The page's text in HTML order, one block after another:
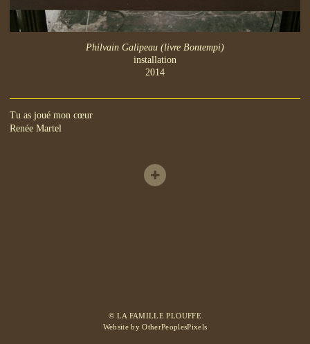
Philvain Galipeau (livre Bontempi)
installation
2014
Tu as joué mon cœur
Renée Martel
© LA FAMILLE PLOUFFE
Website by OtherPeoplesPixels